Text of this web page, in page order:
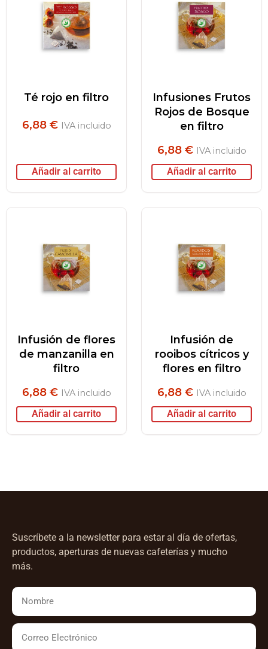
Té rojo en filtro
6,88 € IVA incluido
Añadir al carrito
Infusiones Frutos
Rojos de Bosque
en filtro
6,88 € IVA incluido
Añadir al carrito
Infusión de flores
de manzanilla en
filtro
6,88 € IVA incluido
Añadir al carrito
Infusión de
rooibos cítricos y
flores en filtro
6,88 € IVA incluido
Añadir al carrito
Suscríbete a la newsletter para estar al día de ofertas,
productos, aperturas de nuevas cafeterías y mucho
más.